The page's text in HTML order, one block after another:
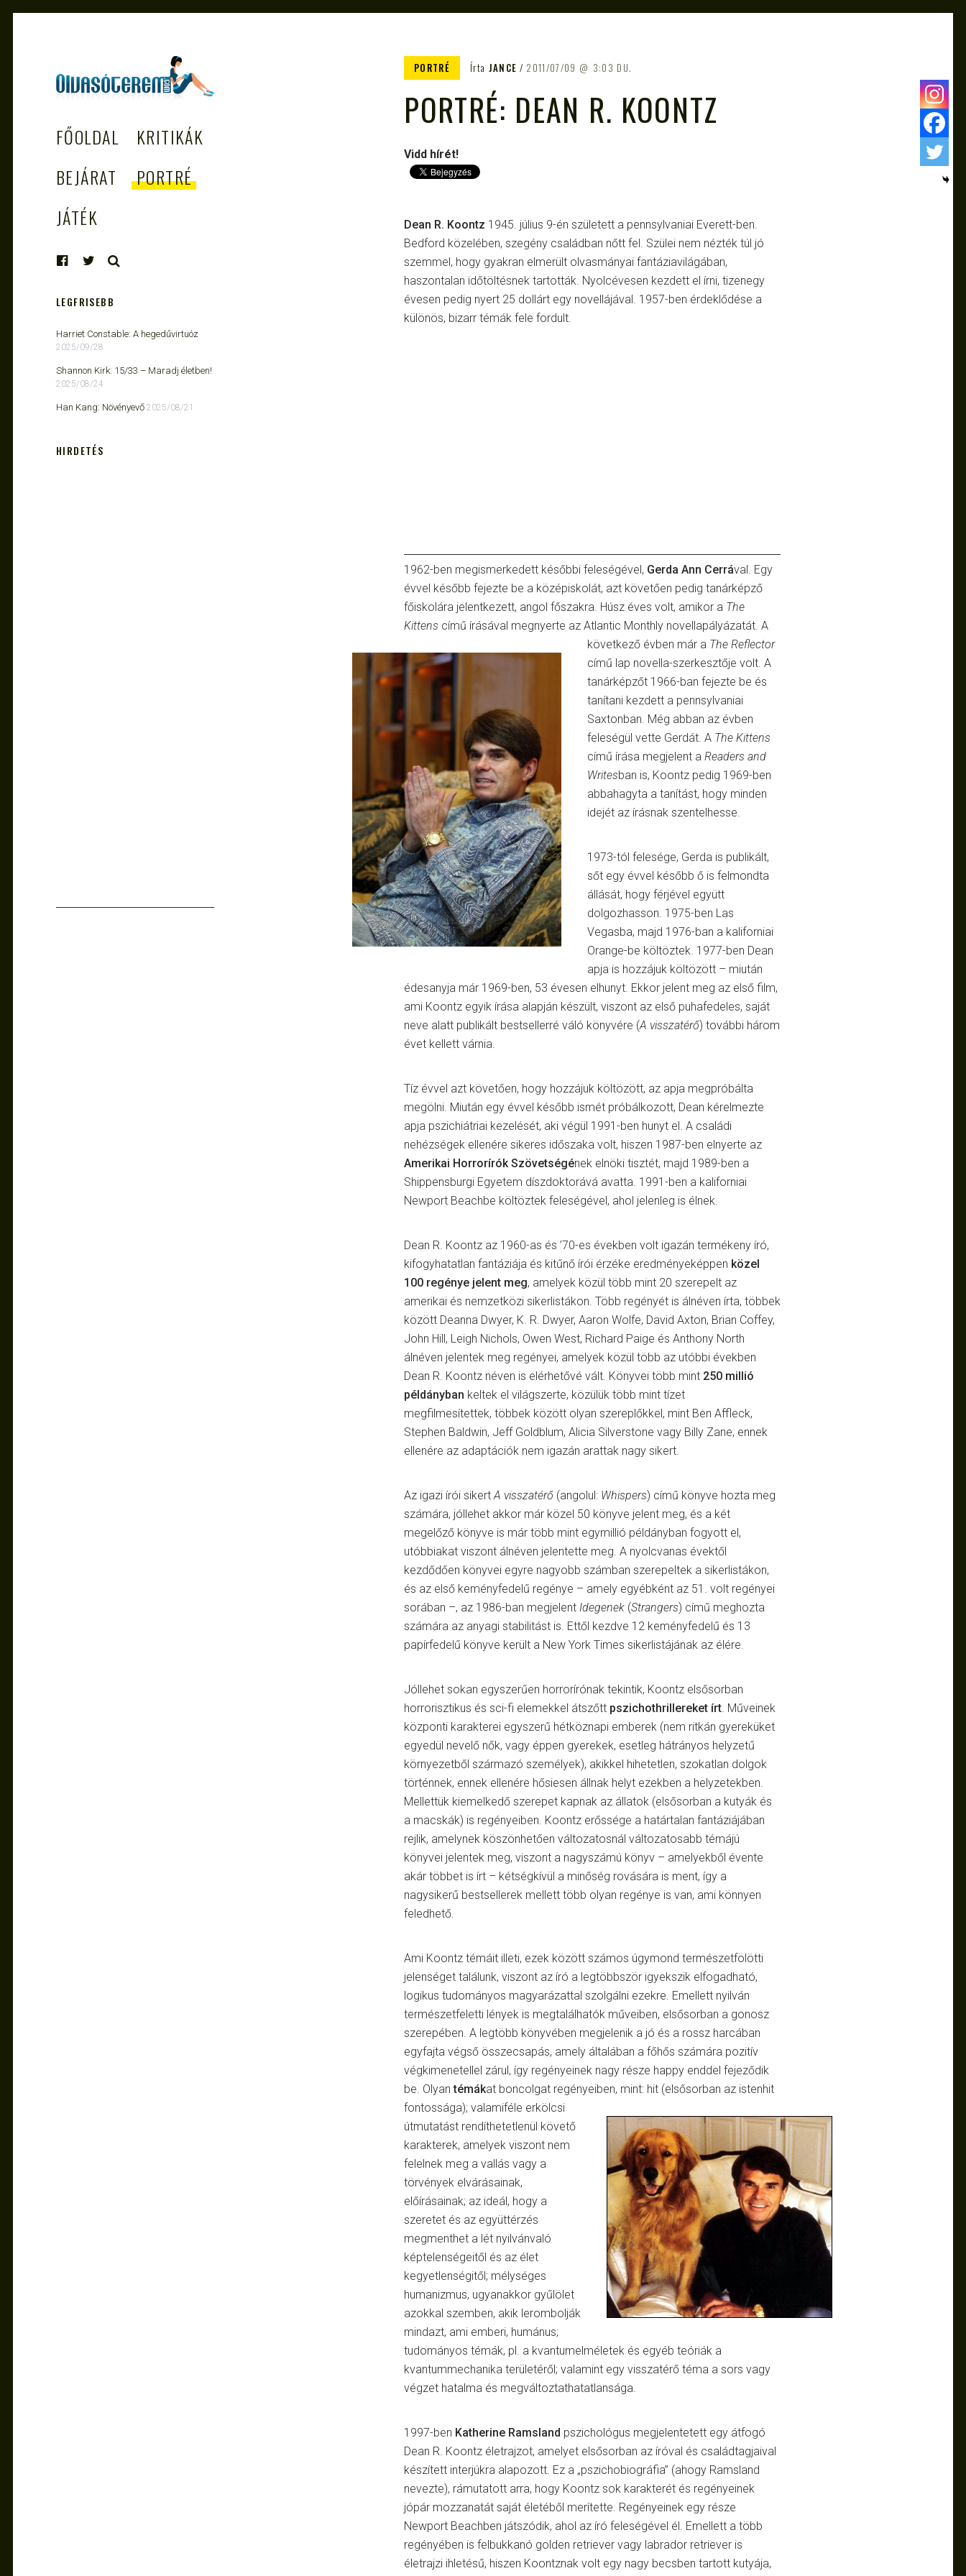
– AZ EGÉSZSÉGES
OLVASÁS
TÁMOGATÓJA
FŐOLDAL
KRITIKÁK
BEJÁRAT
PORTRÉ
JÁTÉK
PORTRÉ Írta JANCE 2011/07/09 3:03 DU.
PORTRÉ: DEAN R. KOONTZ
Vidd hírét!
Dean R. Koontz 1945. július 9-én született a pennsylvaniai Everett-ben.
Bedford közelében, szegény családban nőtt fel. Szülei nem nézték túl jó
szemmel, hogy gyakran elmerült olvasmányai fantáziavilágában,
haszontalan időtöltésnek tartották. Nyolcévesen kezdett el írni, tizenegy
évesen pedig nyert 25 dollárt egy novellájával. 1957-ben érdeklődése a
különös, bizarr témák fele fordult.
1962-ben megismerkedett későbbi feleségével, Gerda Ann Cerrával. Egy
évvel később fejezte be a középiskolát, azt követően pedig tanárképző
főiskolára jelentkezett, angol főszakra. Húsz éves volt, amikor a The
Kittens című írásával megnyerte az Atlantic Monthly novellapályázatát. A
következő évben már a The Reflector
című lap novella-szerkesztője volt. A
tanárképzőt 1966-ban fejezte be és
tanítani kezdett a pennsylvaniai
Saxtonban. Még abban az évben
feleségül vette Gerdát. A The Kittens
című írása megjelent a Readers and
Writesban is, Koontz pedig 1969-ben
abbahagyta a tanítást, hogy minden
idejét az írásnak szentelhesse.
1973-tól felesége, Gerda is publikált,
sőt egy évvel később ő is felmondta
állását, hogy férjével együtt
dolgozhasson. 1975-ben Las
Vegasba, majd 1976-ban a kaliforniai
Orange-be költöztek. 1977-ben Dean
apja is hozzájuk költözött – miután
édesanyja már 1969-ben, 53 évesen elhunyt. Ekkor jelent meg az első film,
ami Koontz egyik írása alapján készült, viszont az első puhafedeles, saját
neve alatt publikált bestsellerré váló könyvére (A visszatérő) további három
évet kellett várnia.
Tíz évvel azt követően, hogy hozzájuk költözött, az apja megpróbálta
megölni. Miután egy évvel később ismét próbálkozott, Dean kérelmezte
apja pszichiátriai kezelését, aki végül 1991-ben hunyt el. A családi
nehézségek ellenére sikeres időszaka volt, hiszen 1987-ben elnyerte az
Amerikai Horrorírók Szövetségének elnöki tisztét, majd 1989-ben a
Shippensburgi Egyetem díszdoktorává avatta. 1991-ben a kaliforniai
Newport Beachbe költöztek feleségével, ahol jelenleg is élnek.
Dean R. Koontz az 1960-as és ’70-es években volt igazán termékeny író,
kifogyhatatlan fantáziája és kitűnő írói érzéke eredményeképpen közel
100 regénye jelent meg, amelyek közül több mint 20 szerepelt az
amerikai és nemzetközi sikerlistákon. Több regényét is álnéven írta, többek
között Deanna Dwyer, K. R. Dwyer, Aaron Wolfe, David Axton, Brian Coffey,
John Hill, Leigh Nichols, Owen West, Richard Paige és Anthony North
álnéven jelentek meg regényei, amelyek közül több az utóbbi években
Dean R. Koontz néven is elérhetővé vált. Könyvei több mint 250 millió
példányban keltek el világszerte, közülük több mint tízet
megfilmesítettek, többek között olyan szereplőkkel, mint Ben Affleck,
Stephen Baldwin, Jeff Goldblum, Alicia Silverstone vagy Billy Zane, ennek
ellenére az adaptációk nem igazán arattak nagy sikert.
Az igazi írói sikert A visszatérő (angolul: Whispers) című könyve hozta meg
számára, jóllehet akkor már közel 50 könyve jelent meg, és a két
megelőző könyve is már több mint egymillió példányban fogyott el,
utóbbiakat viszont álnéven jelentette meg. A nyolcvanas évektől
kezdődően könyvei egyre nagyobb számban szerepeltek a sikerlistákon,
és az első keményfedelű regénye – amely egyébként az 51. volt regényei
sorában –, az 1986-ban megjelent Idegenek (Strangers) című meghozta
számára az anyagi stabilitást is. Ettől kezdve 12 keményfedelű és 13
papírfedelű könyve került a New York Times sikerlistájának az élére.
Jóllehet sokan egyszerűen horrorírónak tekintik, Koontz elsősorban
horrorisztikus és sci-fi elemekkel átszőtt pszichothrillereket írt . Műveinek
központi karakterei egyszerű hétköznapi emberek (nem ritkán gyereküket
egyedül nevelő nők, vagy éppen gyerekek, esetleg hátrányos helyzetű
környezetből származó személyek), akikkel hihetetlen, szokatlan dolgok
történnek, ennek ellenére hősiesen állnak helyt ezekben a helyzetekben.
Mellettük kiemelkedő szerepet kapnak az állatok (elsősorban a kutyák és
a macskák) is regényeiben. Koontz erőssége a határtalan fantáziájában
rejlik, amelynek köszönhetően változatosnál változatosabb témájú
könyvei jelentek meg, viszont a nagyszámú könyv – amelyekből évente
akár többet is írt – kétségkívül a minőség rovására is ment, így a
nagysikerű bestsellerek mellett több olyan regénye is van, ami könnyen
feledhető.
Ami Koontz témáit illeti, ezek között számos úgymond természetfölötti
jelenséget találunk, viszont az író a legtöbbször igyekszik elfogadható,
logikus tudományos magyarázattal szolgálni ezekre. Emellett nyilván
természetfeletti lények is megtalálhatók műveiben, elsősorban a gonosz
szerepében. A legtöbb könyvében megjelenik a jó és a rossz harcában
egyfajta végső összecsapás, amely általában a főhős számára pozitív
végkimenetellel zárul, így regényeinek nagy része happy enddel fejeződik
be. Olyantémákat boncolgat regényeiben, mint: hit (elsősorban az istenhit
fontossága); valamiféle erkölcsi
útmutatást rendíthetetlenül követő
karakterek, amelyek viszont nem
felelnek meg a vallás vagy a
törvények elvárásainak,
előírásainak; az ideál, hogy a
szeretet és az együttérzés
megmenthet a lét nyilvánvaló
képtelenségeitől és az élet
kegyetlenségitől; mélységes
humanizmus, ugyanakkor gyűlölet
azokkal szemben, akik lerombolják
mindazt, ami emberi, humánus;
tudományos témák, pl. a kvantumelméletek és egyéb teóriák a
kvantummechanika területéről; valamint egy visszatérő téma a sors vagy
végzet hatalma és megváltoztathatatlansága.
1997-ben Katherine Ramsland pszichológus megjelentetett egy átfogó
Dean R. Koontz életrajzot, amelyet elsősorban az íróval és családtagjaival
készített interjúkra alapozott. Ez a „pszichobiográfia” (ahogy Ramsland
nevezte), rámutatott arra, hogy Koontz sok karakterét és regényeinek
jópár mozzanatát saját életéből merítette. Regényeinek egy része
Newport Beachben játszódik, ahol az író feleségével él. Emellett a több
regényében is felbukkanó golden retriever vagy labrador retriever is
életrajzi ihletésű, hiszen Koontznak volt egy nagy becsben tartott kutyája,
LEGFRISEBB
Harriet Constable: A hegedűvirtuóz
2025/09/28
Shannon Kirk: 15/33 ​– Maradj életben!
2025/08/24
Han Kang: Növényevő 2025/08/21
HIRDETÉS